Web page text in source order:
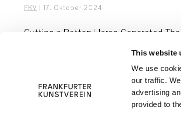
This website
We use
our traffic.
advertising
provided to
FKV | 17. Oktober 2024
Gutting a Rotten Horse Generated
Substanzen eines toten Tieres 500 x
Streams of a Dissolved Mind, 2024
© 2026 Frankfurter Kunstverein